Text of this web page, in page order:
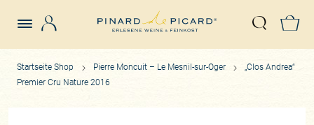
Suche
Startseite Shop Pierre Moncuit – Le Mesnil-sur-Oger
„Clos Andrea“
Premier Cru Nature 2016